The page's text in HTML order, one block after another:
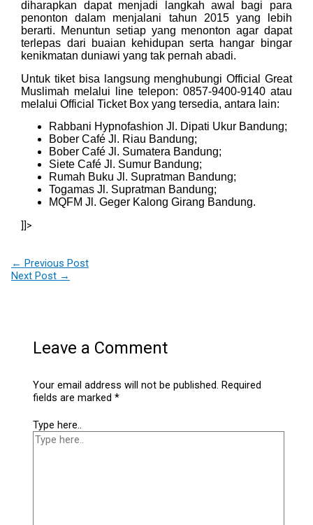
diharapkan dapat menjadi langkah awal bagi para
penonton dalam menjalani tahun 2015 yang lebih
berarti. Menuntun setiap yang menonton agar dapat
terlepas dari buaian kehidupan serta hangar bingar
kenikmatan duniawi yang tak pernah abadi.
Untuk tiket bisa langsung menghubungi Official Great
Muslimah melalui line telepon: 0857-9400-9140 atau
melalui Official Ticket Box yang tersedia, antara lain:
Rabbani Hypnofashion Jl. Dipati Ukur Bandung;
Bober Café Jl. Riau Bandung;
Bober Café Jl. Sumatera Bandung;
Siete Café Jl. Sumur Bandung;
Rumah Buku Jl. Supratman Bandung;
Togamas Jl. Supratman Bandung;
MQFM Jl. Geger Kalong Girang Bandung.
]]>
← Previous Post
Next Post →
Leave a Comment
Your email address will not be published. Required
fields are marked*
Type here..